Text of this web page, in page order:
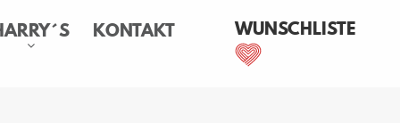
KONTAKT WUNSCHLISTE